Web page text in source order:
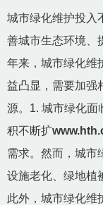
城市绿化维护投入
善城市生态环境、
年来，城市绿化维
益凸显，需要加强
源。1. 城市绿化面
积不断扩
需求。然而，城市
设施老化、绿地植
此外，城市绿化维